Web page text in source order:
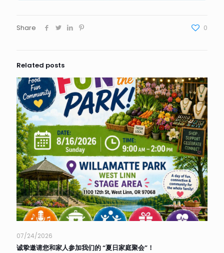
Share 0
Related posts
07/24/2026
诚挚邀请您和家人参加我们的 “夏日家庭聚会”！